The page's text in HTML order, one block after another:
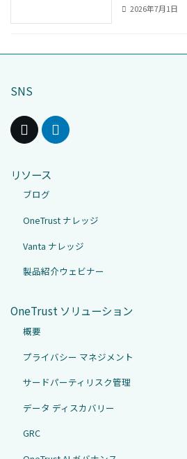
2026年7月1日
SNS
リソース
ブログ
OneTrust ナレッジ
Vanta ナレッジ
製品紹介ウェビナー
OneTrust ソリューション
概要
プライバシー マネジメント
サードパーティリスク管理
データ ディスカバリー
GRC